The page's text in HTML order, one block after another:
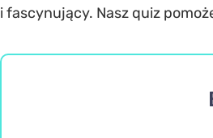
i fascynujący. Nasz quiz